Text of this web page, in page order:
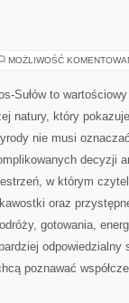
MOŻLIWOŚĆ
Sułów to
natury, który
nie musi
decyzji
w którym
oraz
gotowania,
odpowiedzialny
poznawać